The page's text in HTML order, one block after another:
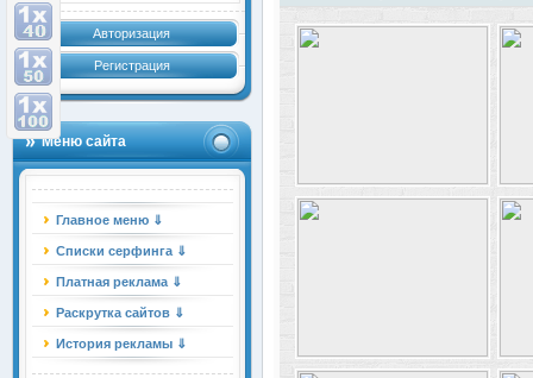
Авторизация
Регистрация
Меню сайта
Главное меню ⇓
Списки серфинга ⇓
Платная реклама ⇓
Раскрутка сайтов ⇓
История рекламы ⇓